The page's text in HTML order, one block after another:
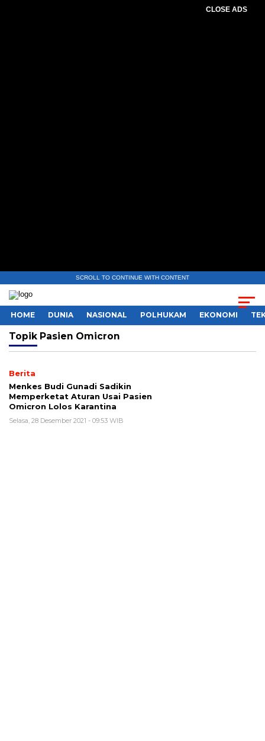
CLOSE ADS
SCROLL TO CONTINUE WITH CONTENT
HOME DUNIA NASIONAL POLHUKAM EKONOMI
Topik Pasien Omicron
Berita
Menkes Budi Gunadi Sadikin
Memperketat Aturan Usai Pasien
Omicron Lolos Karantina
Selasa, 28 Desember 2021 - 09:53 WIB